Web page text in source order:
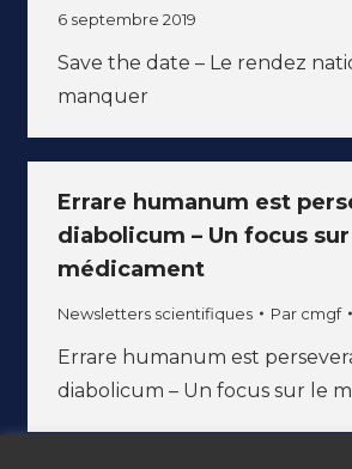
6 septembre 2019
Save the date – Le rendez
manquer
Errare humanum est
diabolicum – Un focus
médicament
Newsletters scientifiques Par cmgf
Errare humanum est
diabolicum – Un focus sur le